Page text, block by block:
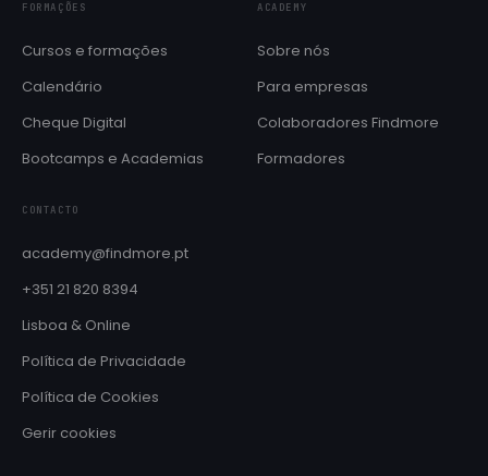
FORMAÇÕES
Cursos e formações
Calendário
Cheque Digital
Bootcamps e Academias
ACADEMY
Sobre nós
Para empresas
Colaboradores Findmore
Formadores
CONTACTO
academy@findmore.pt
+351 21 820 8394
Lisboa & Online
Política de Privacidade
Política de Cookies
Gerir cookies